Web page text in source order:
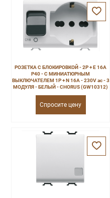
РОЗЕТКА С БЛОКИРОВКОЙ - 2P + E 16A
P40 - С МИНИАТЮРНЫМ
ВЫКЛЮЧАТЕЛЕМ 1P + N 16A - 230V ac - 3
МОДУЛЯ - БЕЛЫЙ - CHORUS (GW10312)
Спросите цену